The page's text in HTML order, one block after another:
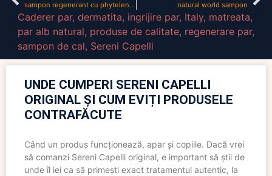
sampon regenerant cu phytelene complex cu usturoi si plante bio kr?uter natural world sampon
Caderer par, dermatita, ingrijire par, Italy, matreata,
par alb natural, produse de calitate, regenerare par,
sampon de cal, Sereni Capelli
UNDE CUMPERI SERENI CAPELLI
ORIGINAL ȘI CUM EVIȚI PRODUSELE
CONTRAFĂCUTE
Când un produs funcționează, apar și copiile. Dacă vrei
să comanzi Sereni Capelli original, e important să știi de
unde îl iei ca să primești exact tratamentul autentic, la